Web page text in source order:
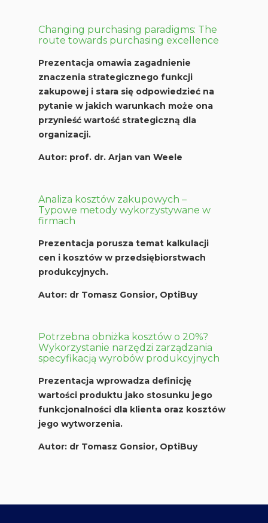
Changing purchasing paradigms: The
route towards purchasing excellence
Prezentacja omawia zagadnienie
znaczenia strategicznego funkcji
zakupowej i stara się odpowiedzieć na
pytanie w jakich warunkach może ona
przynieść wartość strategiczną dla
organizacji.
Autor: prof. dr. Arjan van Weele
Analiza kosztów zakupowych –
Typowe metody wykorzystywane w
firmach
Prezentacja porusza temat kalkulacji
cen i kosztów w przedsiębiorstwach
produkcyjnych.
Autor: dr Tomasz Gonsior, OptiBuy
Potrzebna obniżka kosztów o 20%?
Wykorzystanie narzędzi zarządzania
specyfikacją wyrobów produkcyjnych
Prezentacja wprowadza definicję
wartości produktu jako stosunku jego
funkcjonalności dla klienta oraz kosztów
jego wytworzenia.
Autor: dr Tomasz Gonsior, OptiBuy